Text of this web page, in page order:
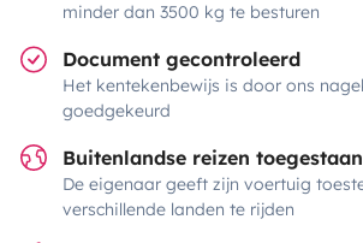
minder dan 3500 kg te besturen
Document gecontroleerd
Het kentekenbewijs is door ons
goedgekeurd
Buitenlandse reizen toegestaan
De eigenaar geeft zijn voertuig
verschillende landen te rijden